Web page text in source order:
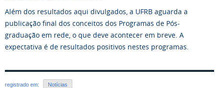
Além dos resultados aqui divulgados, a UFRB aguarda a
publicação final dos conceitos dos Programas de Pós-
graduação em rede, o que deve acontecer em breve. A
expectativa é de resultados positivos nestes programas.
registrado em: Notícias